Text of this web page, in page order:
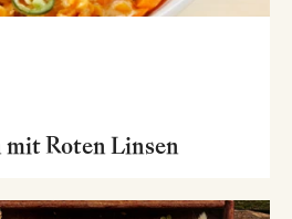
Roten Linsen